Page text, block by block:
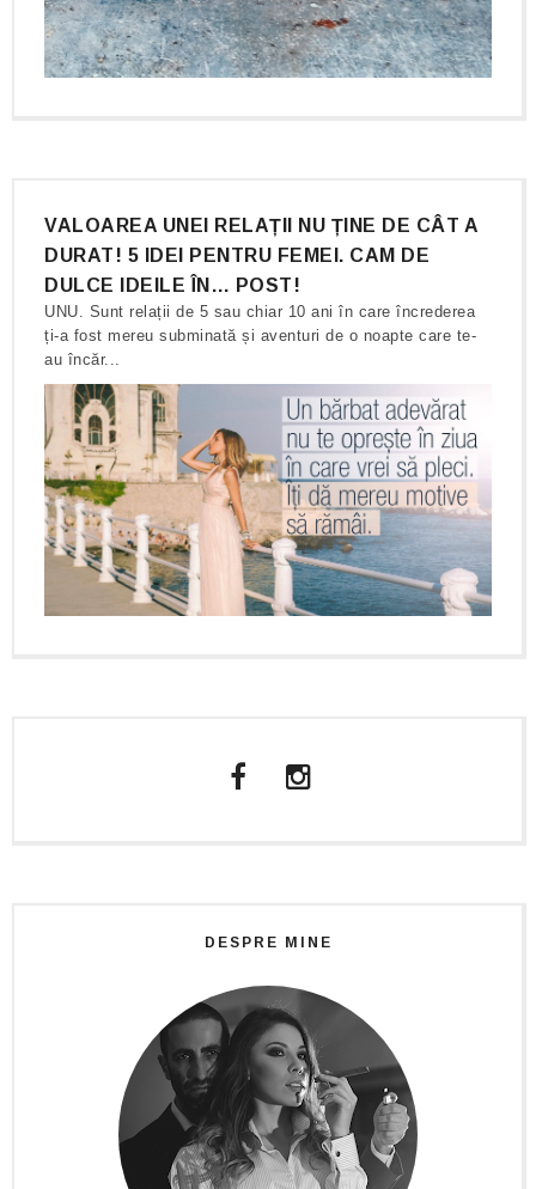
VALOAREA UNEI RELAȚII NU ȚINE DE CÂT A
DURAT! 5 IDEI PENTRU FEMEI. CAM DE
DULCE IDEILE ÎN… POST!
UNU. Sunt relații de 5 sau chiar 10 ani în care încrederea
ți-a fost mereu subminată și aventuri de o noapte care te-
au încăr...
DESPRE MINE